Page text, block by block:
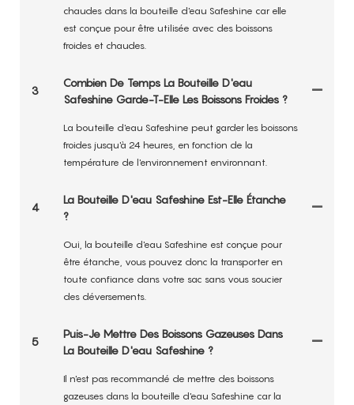
chaudes dans la bouteille d'eau Safeshine car elle
est conçue pour être utilisée avec des boissons
froides et chaudes.
3
Combien De Temps La Bouteille D'eau
Safeshine Garde-T-Elle Les Boissons Froides ?
La bouteille d'eau Safeshine peut garder les boissons
froides jusqu'à 24 heures, en fonction de la
température de l'environnement environnant.
4
La Bouteille D'eau Safeshine Est-Elle Étanche
?
Oui, la bouteille d'eau Safeshine est conçue pour
être étanche, vous pouvez donc la transporter en
toute confiance dans votre sac sans vous soucier
des déversements.
5
Puis-Je Mettre Des Boissons Gazeuses Dans
La Bouteille D'eau Safeshine ?
Il n'est pas recommandé de mettre des boissons
gazeuses dans la bouteille d'eau Safeshine car la